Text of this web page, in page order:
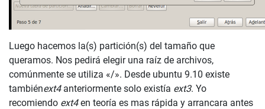
Luego hacemos la(s) partición(s) del tamaño que
queramos. Nos pedirá elegir una raíz de archivos,
comúnmente se utiliza «/». Desde ubuntu 9.10 existe
tambiénext4anteriormente solo existía ext3. Yo
recomiendo ext4en teoría es mas rápida y arrancara antes